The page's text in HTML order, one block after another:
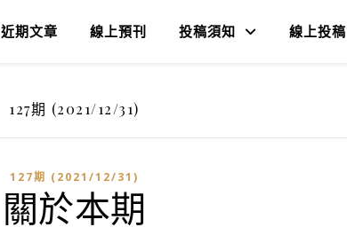
近期文章 線上預刊 投稿須知 線上投稿
127期 (2021/12/31)
127期 (2021/12/31)
關於本期